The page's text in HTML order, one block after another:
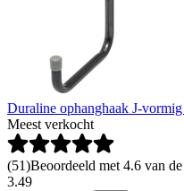
Duraline ophanghaak J-
Meest verkocht
(51)Beoordeeld met 4.6 van
3.49